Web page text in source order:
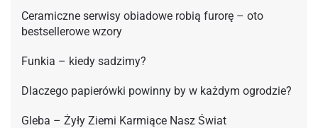
Ceramiczne serwisy obiadowe robią furorę – oto
bestsellerowe wzory
Funkia – kiedy sadzimy?
Dlaczego papierówki powinny by w każdym ogrodzie?
Gleba – Żyły Ziemi Karmiące Nasz Świat